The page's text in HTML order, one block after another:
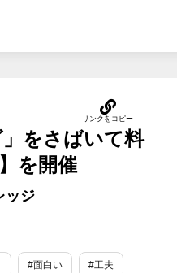
をさばいて料
を開催
ッジ
#面白い #工夫